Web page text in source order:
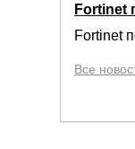
Fortinet
Fortinet
Все